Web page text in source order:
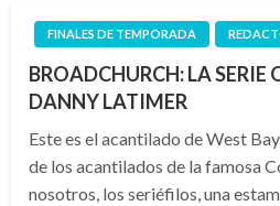
FINALES DE TEMPORADA
BROADCHURCH: LA SERIE
DANNY LATIMER
Este es el acantilado de West
de los acantilados de la famosa
nosotros, los seriéfilos, una